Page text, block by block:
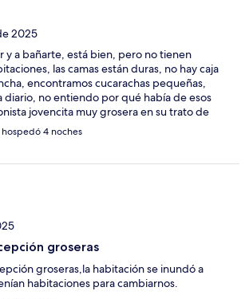
2025
y a bañarte, está bien, pero no tienen
las camas están duras, no hay caja
encontramos cucarachas pequeñas,
diario, no entiendo por qué había de esos
jovencita muy grosera en su trato de
tal vez estaba más preocupada con su
señor guardia de lentes que muy amable
hospedó 4 noches
groseras
groseras,la habitación se inundó a
habitaciones para cambiarnos.